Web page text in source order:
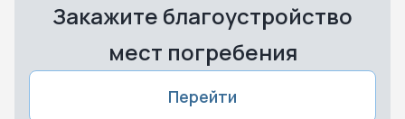
Закажите благоустройство
мест погребения
Перейти